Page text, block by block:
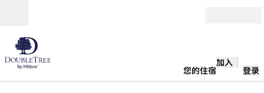
您的住宿
加入
登录